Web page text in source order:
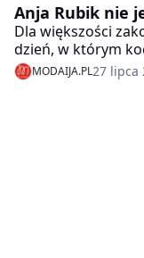
Anja Rubik nie
Dla większości
dzień, w którym
Anji Rubik i jej
najgłośniejsza
MODAIJA.PL27 lipca